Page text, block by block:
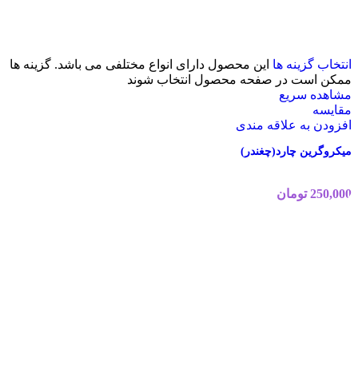
انتخاب گزینه ها این محصول دارای انواع مختلفی می باشد. گزینه ها
ممکن است در صفحه محصول انتخاب شوند
مشاهده سریع
مقایسه
افزودن به علاقه مندی
میکروگرین چارد(چغندر)
250,000 تومان